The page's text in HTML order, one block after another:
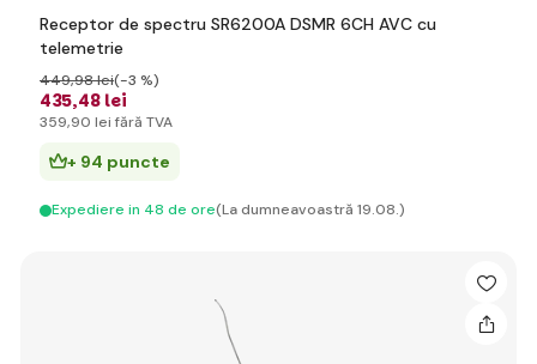
Receptor de spectru SR6200A DSMR 6CH AVC cu
telemetrie
435,48 lei
449,98 lei(-3 %)
359,90 lei fără TVA
+ 94 puncte
Expediere in 48 de ore(La dumneavoastră 19.08.)